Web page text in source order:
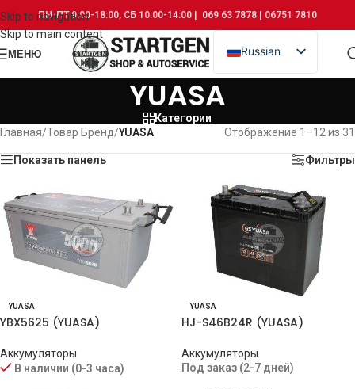
Skip to navigation
Skip to main content
ПН-ПТ 9:00-18:00, СБ 10:00-14:00 | 069 63 7878 | 06751 7810
МЕНЮ
Russian
Romanian
YUASA
Категории
Главная/Товар Бренд/YUASA Отображение 1–12 из 31
Показать панель Фильтры
YUASA
YBX5625 (YUASA)
Аккумуляторы
В наличии (0-3 часа)
YUASA
HJ-S46B24R (YUASA)
Аккумуляторы
Под заказ (2-7 дней)